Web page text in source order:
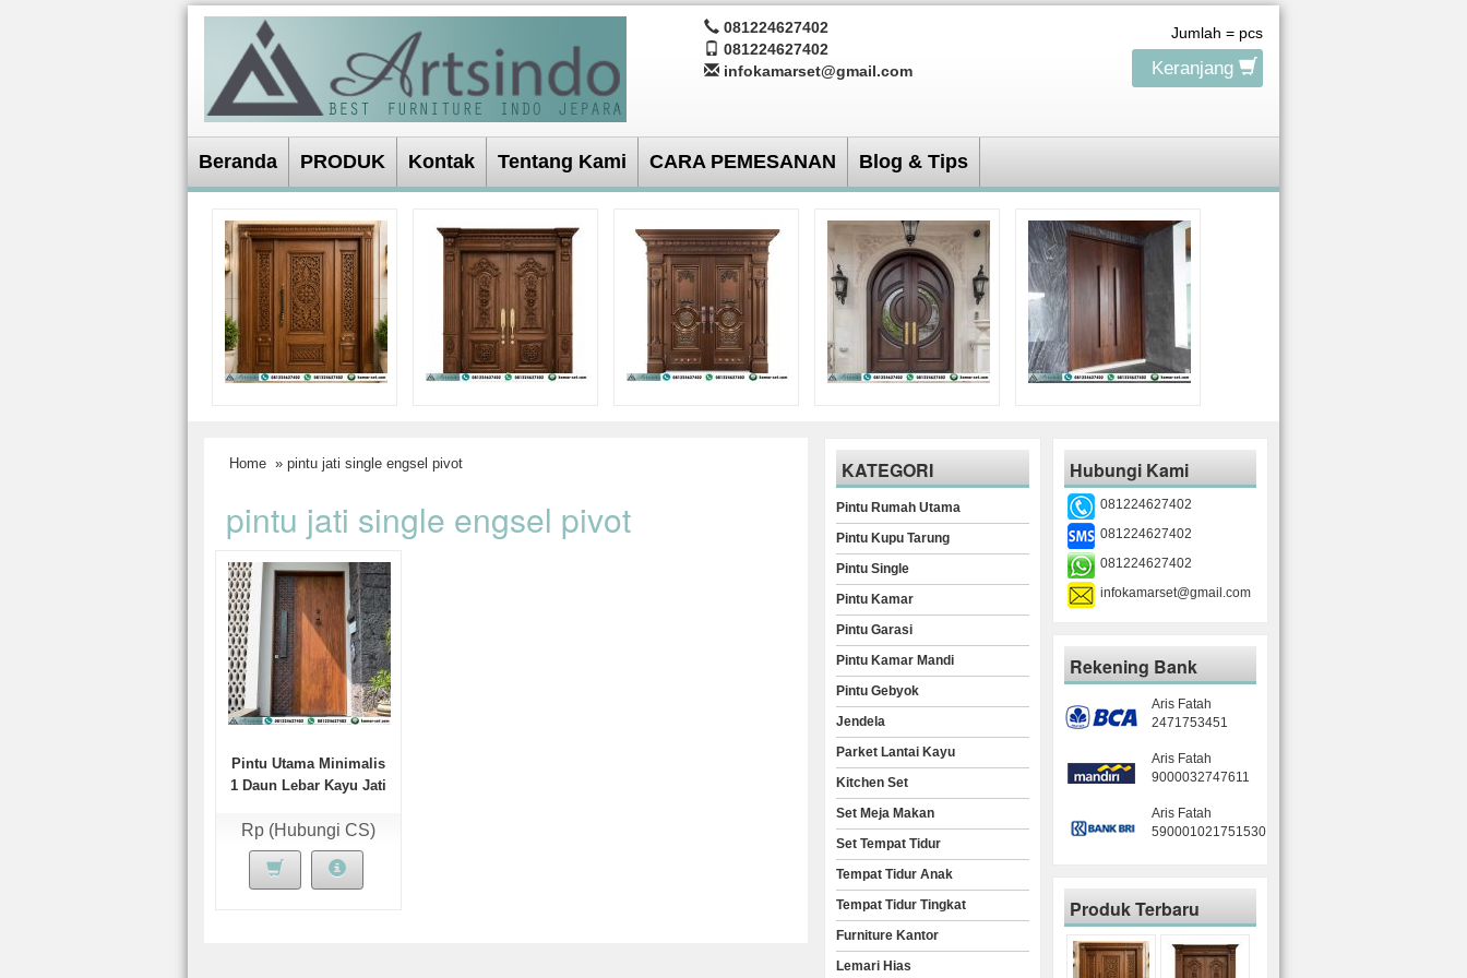
081224627402
081224627402
infokamarset@gmail.com
Jumlah = pcs
Keranjang
Beranda PRODUK Kontak Tentang Kami CARA PEMESANAN Blog & Tips
Home » pintu jati single engsel pivot
pintu jati single engsel pivot
Pintu Utama Minimalis
1 Daun Lebar Kayu Jati
Rp (Hubungi CS)
KATEGORI
Pintu Rumah Utama
Pintu Kupu Tarung
Pintu Single
Pintu Kamar
Pintu Garasi
Pintu Kamar Mandi
Pintu Gebyok
Jendela
Parket Lantai Kayu
Kitchen Set
Set Meja Makan
Set Tempat Tidur
Tempat Tidur Anak
Tempat Tidur Tingkat
Furniture Kantor
Lemari Hias
Hubungi Kami
081224627402
081224627402
081224627402
infokamarset@gmail.com
Rekening Bank
Aris Fatah
2471753451
Aris Fatah
9000032747611
Aris Fatah
590001021751530
Produk Terbaru